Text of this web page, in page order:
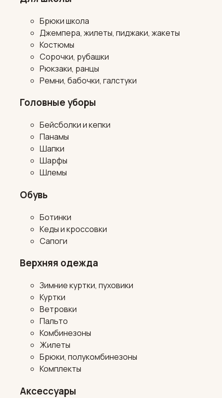
Брюки школа
Джемпера, жилеты, пиджаки, жакеты
Костюмы
Сорочки, рубашки
Рюкзаки, ранцы
Ремни, бабочки, галстуки
Головные уборы
Бейсболки и кепки
Панамы
Шапки
Шарфы
Шлемы
Обувь
Ботинки
Кеды и кроссовки
Сапоги
Верхняя одежда
Зимние куртки, пуховики
Куртки
Ветровки
Пальто
Комбинезоны
Жилеты
Брюки, полукомбинезоны
Комплекты
Аксессуары